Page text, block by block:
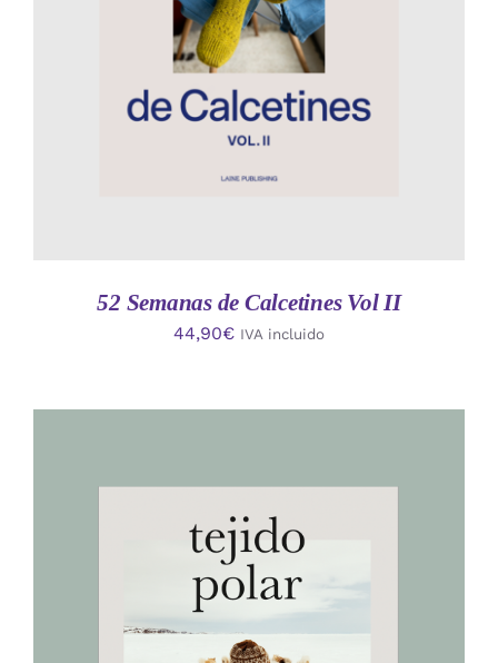
52 Semanas de Calcetines Vol II
44,90€ IVA incluido